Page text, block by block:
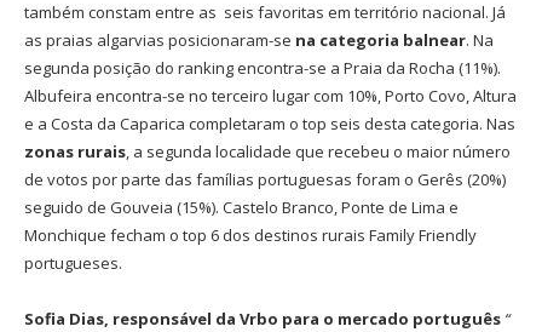
também constam entre as seis favoritas em território nacional. Já
as praias algarvias posicionaram-se na categoria balnear. Na
segunda posição do ranking encontra-se a Praia da Rocha (11%).
Albufeira encontra-se no terceiro lugar com 10%, Porto Covo, Altura
e a Costa da Caparica completaram o top seis desta categoria. Nas
zonas rurais, a segunda localidade que recebeu o maior número
de votos por parte das famílias portuguesas foram o Gerês (20%)
seguido de Gouveia (15%). Castelo Branco, Ponte de Lima e
Monchique fecham o top 6 dos destinos rurais Family Friendly
portugueses.
Sofia Dias, responsável da Vrbo para o mercado português “